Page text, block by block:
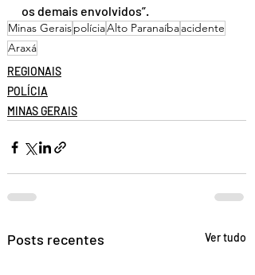
os demais envolvidos”.
Minas GeraispolíciaAlto Paranaíbaacidente
Araxá
REGIONAIS
POLÍCIA
MINAS GERAIS
Posts recentes Ver tudo